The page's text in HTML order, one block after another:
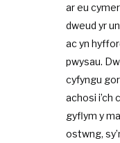
ar eu
dweud yr
ac yn
pwysau.
cyfyngu
achosi i’ch
gyflym y
ostwng,